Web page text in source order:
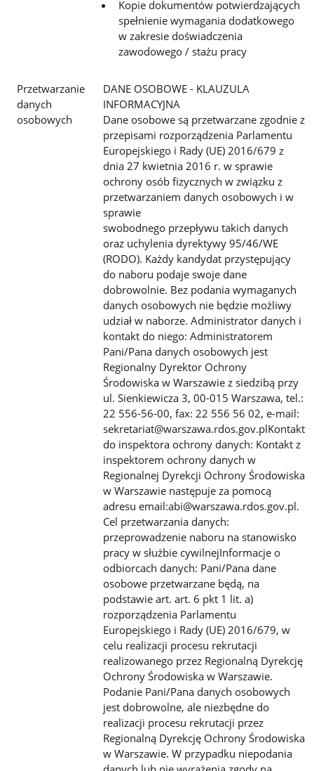
Kopie dokumentów potwierdzających
spełnienie wymagania dodatkowego
w zakresie doświadczenia
zawodowego / stażu pracy
Przetwarzanie
danych
osobowych
DANE OSOBOWE - KLAUZULA
INFORMACYJNA
Dane osobowe są przetwarzane zgodnie z
przepisami rozporządzenia Parlamentu
Europejskiego i Rady (UE) 2016/679 z
dnia 27 kwietnia 2016 r. w sprawie
ochrony osób fizycznych w związku z
przetwarzaniem danych osobowych i w
sprawie
swobodnego przepływu takich danych
oraz uchylenia dyrektywy 95/46/WE
(RODO). Każdy kandydat przystępujący
do naboru podaje swoje dane
dobrowolnie. Bez podania wymaganych
danych osobowych nie będzie możliwy
udział w naborze. Administrator danych i
kontakt do niego: Administratorem
Pani/Pana danych osobowych jest
Regionalny Dyrektor Ochrony
Środowiska w Warszawie z siedzibą przy
ul. Sienkiewicza 3, 00-015 Warszawa, tel.:
22 556-56-00, fax: 22 556 56 02, e-mail:
sekretariat@warszawa.rdos.gov.plKontakt
do inspektora ochrony danych: Kontakt z
inspektorem ochrony danych w
Regionalnej Dyrekcji Ochrony Środowiska
w Warszawie następuje za pomocą
adresu email:abi@warszawa.rdos.gov.pl.
Cel przetwarzania danych:
przeprowadzenie naboru na stanowisko
pracy w służbie cywilnejInformacje o
odbiorcach danych: Pani/Pana dane
osobowe przetwarzane będą, na
podstawie art. art. 6 pkt 1 lit. a)
rozporządzenia Parlamentu
Europejskiego i Rady (UE) 2016/679, w
celu realizacji procesu rekrutacji
realizowanego przez Regionalną Dyrekcję
Ochrony Środowiska w Warszawie.
Podanie Pani/Pana danych osobowych
jest dobrowolne, ale niezbędne do
realizacji procesu rekrutacji przez
Regionalną Dyrekcję Ochrony Środowiska
w Warszawie. W przypadku niepodania